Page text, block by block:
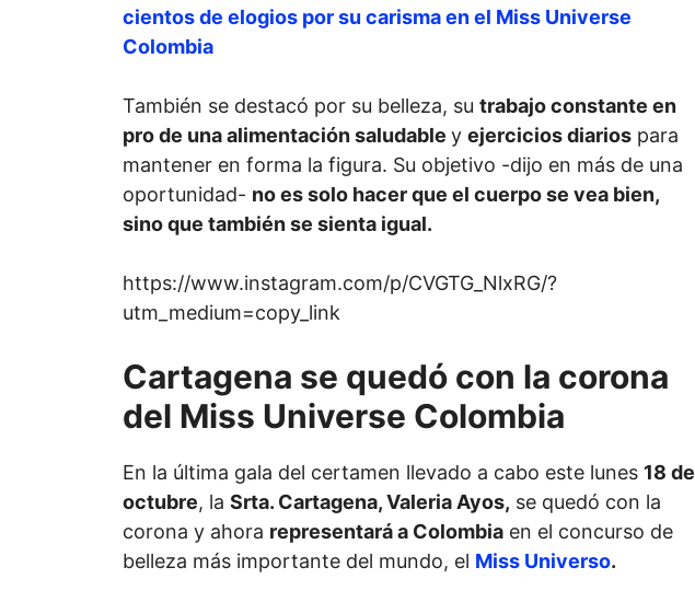
cientos de elogios por su carisma en el Miss Universe
Colombia
También se destacó por su belleza, su trabajo constante en
pro de una alimentación saludable y ejercicios diarios para
mantener en forma la figura. Su objetivo -dijo en más de una
oportunidad- no es solo hacer que el cuerpo se vea bien,
sino que también se sienta igual.
https://www.instagram.com/p/CVGTG_NlxRG/?
utm_medium=copy_link
Cartagena se quedó con la corona
del Miss Universe Colombia
En la última gala del certamen llevado a cabo este lunes 18 de
octubre, la Srta. Cartagena, Valeria Ayos, se quedó con la
corona y ahora representará a Colombia en el concurso de
belleza más importante del mundo, el Miss Universo.